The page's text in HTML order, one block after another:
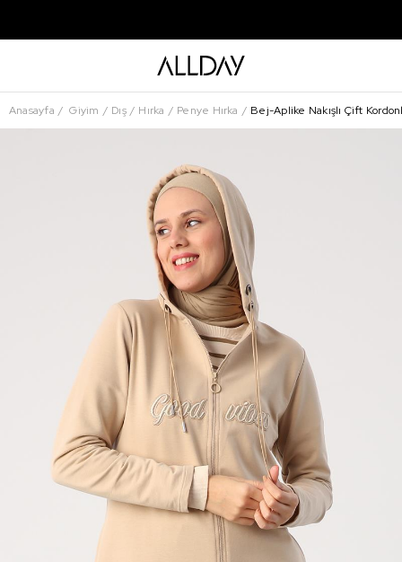
Anasayfa Giyim Dış Hırka Penye Hırka Bej-Aplike Nakışlı Çift